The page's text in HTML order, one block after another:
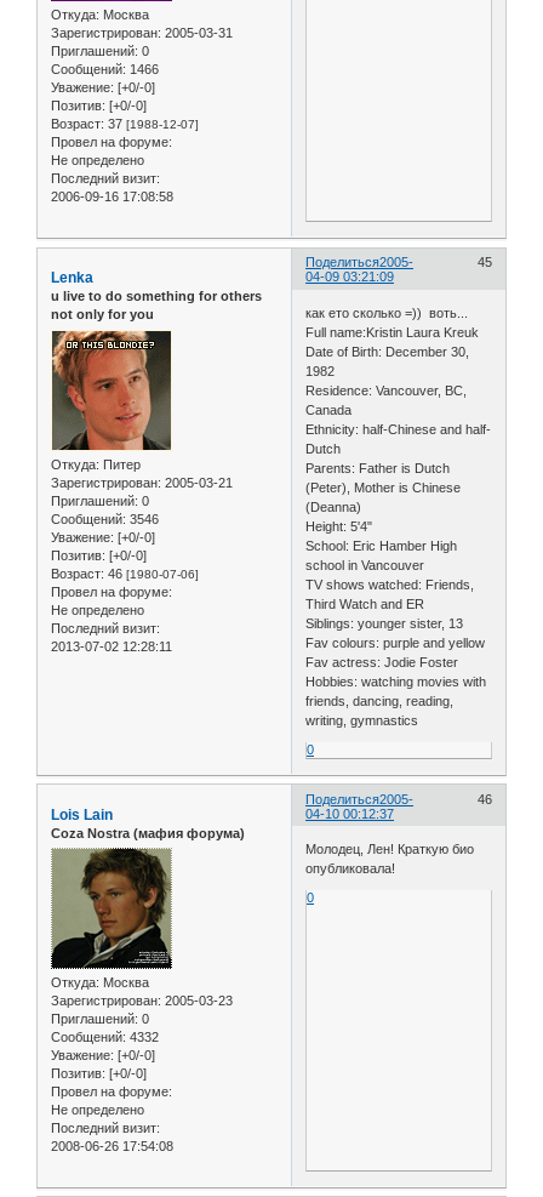
Откуда: Москва
Зарегистрирован: 2005-03-31
Приглашений: 0
Сообщений: 1466
Уважение: [+0/-0]
Позитив: [+0/-0]
Возраст: 37 [1988-12-07]
Провел на форуме:
Не определено
Последний визит:
2006-09-16 17:08:58
Поделиться 45
2005-
04-09 03:21:09
Lenka
u live to do something for others
not only for you
Откуда: Питер
Зарегистрирован: 2005-03-21
Приглашений: 0
Сообщений: 3546
Уважение: [+0/-0]
Позитив: [+0/-0]
Возраст: 46 [1980-07-06]
Провел на форуме:
Не определено
Последний визит:
2013-07-02 12:28:11
как ето сколько =)) воть...
Full name:Kristin Laura Kreuk
Date of Birth: December 30,
1982
Residence: Vancouver, BC,
Canada
Ethnicity: half-Chinese and half-
Dutch
Parents: Father is Dutch
(Peter), Mother is Chinese
(Deanna)
Height: 5'4"
School: Eric Hamber High
school in Vancouver
TV shows watched: Friends,
Third Watch and ER
Siblings: younger sister, 13
Fav colours: purple and yellow
Fav actress: Jodie Foster
Hobbies: watching movies with
friends, dancing, reading,
writing, gymnastics
0
Поделиться 46
2005-
04-10 00:12:37
Lois Lain
Coza Nostra (мафия форума)
Откуда: Москва
Зарегистрирован: 2005-03-23
Приглашений: 0
Сообщений: 4332
Уважение: [+0/-0]
Позитив: [+0/-0]
Провел на форуме:
Не определено
Последний визит:
2008-06-26 17:54:08
Молодец, Лен! Краткую био
опубликовала!
0